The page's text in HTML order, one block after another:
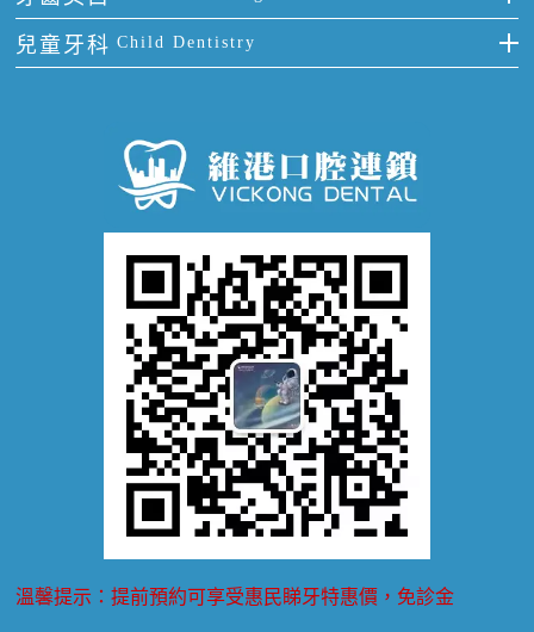
活動假牙
牙貼面
拔牙
牙痛
牙科通識
牙齦出血
冷光美白
兒童牙科 Child Dentistry
溫馨提示：提前預約可享受惠民睇牙特惠價，免診金